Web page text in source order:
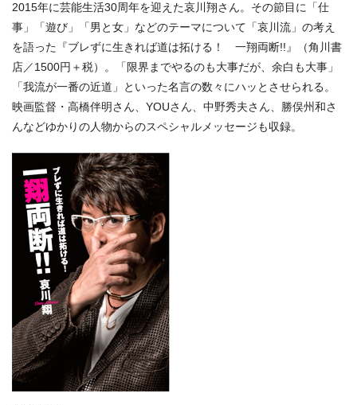
2015年に芸能生活30周年を迎えた哀川翔さん。その節目に「仕
事」「遊び」「男と女」などのテーマについて「哀川流」の考え
を語った『ブレずに生きれば道は拓ける！ 一翔両断!!』（角川書
店／1500円＋税）。「限界までやるのも大事だが、余白も大事」
「我流が一番の近道」といった名言の数々にハッとさせられる。
映画監督・高橋伴明さん、YOUさん、中野秀夫さん、勝俣州和さ
んなどゆかりの人物からのスペシャルメッセージも収録。